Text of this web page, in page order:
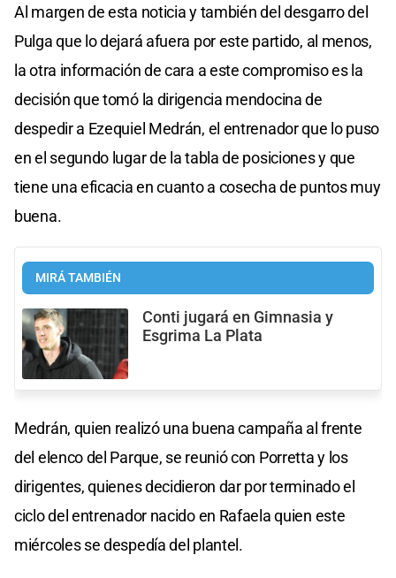
Al margen de esta noticia y también del desgarro del
Pulga que lo dejará afuera por este partido, al menos,
la otra información de cara a este compromiso es la
decisión que tomó la dirigencia mendocina de
despedir a Ezequiel Medrán, el entrenador que lo puso
en el segundo lugar de la tabla de posiciones y que
tiene una eficacia en cuanto a cosecha de puntos muy
buena.
MIRÁ TAMBIÉN
Conti jugará en Gimnasia y
Esgrima La Plata
Medrán, quien realizó una buena campaña al frente
del elenco del Parque, se reunió con Porretta y los
dirigentes, quienes decidieron dar por terminado el
ciclo del entrenador nacido en Rafaela quien este
miércoles se despedía del plantel.